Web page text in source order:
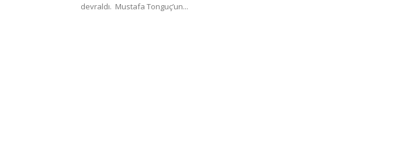
devraldı. Mustafa Tonguç’un...